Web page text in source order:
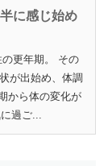
に感じ始め
更年期。 その
が出始め、体調
から体の変化が
過ご...